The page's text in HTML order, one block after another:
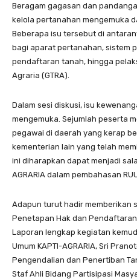
Beragam gagasan dan
kelola pertanahan mengemuka
Beberapa isu tersebut di
bagi aparat pertanahan, sistem
pendaftaran tanah, hingga
Agraria (GTRA).
Dalam sesi diskusi, isu
mengemuka. Sejumlah peserta
pegawai di daerah yang kerap
kementerian lain yang telah
ini diharapkan dapat menjadi
AGRARIA dalam pembahasan
Adapun turut hadir memberikan
Penetapan Hak dan Pendaftaran
Laporan lengkap kegiatan
Umum KAPTI-AGRARIA, Sri
Pengendalian dan Penertiban
Staf Ahli Bidang Partisipasi